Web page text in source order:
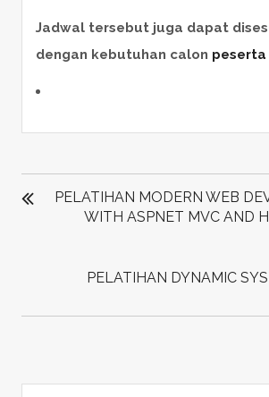
Jadwal tersebut juga dapat
dengan kebutuhan calon peserta
POST
NAVIGATION
PELATIHAN MODERN WEB
WITH ASPNET MVC AND
PELATIHAN DYNAMIC